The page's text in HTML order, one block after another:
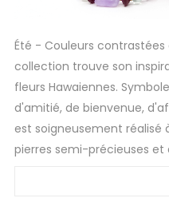
Été - Couleurs
collection trouve son
fleurs Hawaiennes.
d'amitié, de bienvenue,
est soigneusement réalisé
pierres semi-précieuses et